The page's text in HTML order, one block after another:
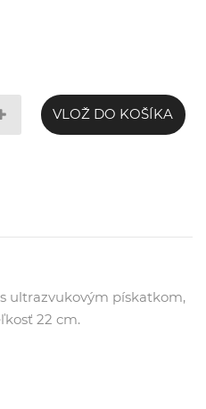
VLOŽ DO KOŠÍKA
ultrazvukovým pískatkom,
22 cm.